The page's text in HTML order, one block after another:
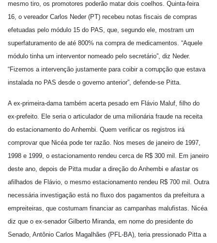
mesmo tiro, os promotores poderão matar dois coelhos. Quinta-feira
16, o vereador Carlos Neder (PT) recebeu notas fiscais de compras
efetuadas pelo módulo 15 do PAS, que, segundo ele, mostram um
superfaturamento de até 800% na compra de medicamentos. “Aquele
módulo tinha um interventor nomeado pelo secretário”, diz Neder.
“Fizemos a intervenção justamente para coibir a corrupção que estava
instalada no PAS desde o governo anterior”, defende-se Pitta.
A ex-primeira-dama também acerta pesado em Flávio Maluf, filho do
ex-prefeito. Ele seria o articulador de uma milionária fraude na receita
do estacionamento do Anhembi. Quem verificar os registros irá
comprovar que Nicéa pode ter razão. Nos meses de janeiro de 1997,
1998 e 1999, o estacionamento rendeu cerca de R$ 300 mil. Em janeiro
deste ano, depois de Pitta mudar a direção do Anhembi e afastar os
afilhados de Flávio, o mesmo estacionamento rendeu R$ 700 mil. Outra
necessária investigação está no fluxo dos pagamentos da prefeitura a
empreiteiras, que costumam financiar as campanhas malufistas. Nicéa
diz que o ex-senador Gilberto Miranda, em nome do presidente do
Senado, Antônio Carlos Magalhães (PFL-BA), teria pressionado Pitta a